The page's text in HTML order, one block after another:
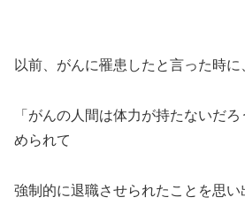
以前、がんに罹患したと言った時に
「がんの人間は体力が持たないだ
められて
強制的に退職させられたことを思い